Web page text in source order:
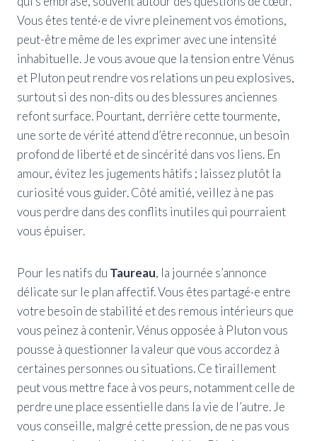
Vous êtes tenté·e de vivre pleinement vos émotions,
peut-être même de les exprimer avec une intensité
inhabituelle. Je vous avoue que la tension entre Vénus
et Pluton peut rendre vos relations un peu explosives,
surtout si des non-dits ou des blessures anciennes
refont surface. Pourtant, derrière cette tourmente,
une sorte de vérité attend d’être reconnue, un besoin
profond de liberté et de sincérité dans vos liens. En
amour, évitez les jugements hâtifs ; laissez plutôt la
curiosité vous guider. Côté amitié, veillez à ne pas
vous perdre dans des conflits inutiles qui pourraient
vous épuiser.
Pour les natifs du Taureau, la journée s’annonce
délicate sur le plan affectif. Vous êtes partagé·e entre
votre besoin de stabilité et des remous intérieurs que
vous peinez à contenir. Vénus opposée à Pluton vous
pousse à questionner la valeur que vous accordez à
certaines personnes ou situations. Ce tiraillement
peut vous mettre face à vos peurs, notamment celle de
perdre une place essentielle dans la vie de l’autre. Je
vous conseille, malgré cette pression, de ne pas vous